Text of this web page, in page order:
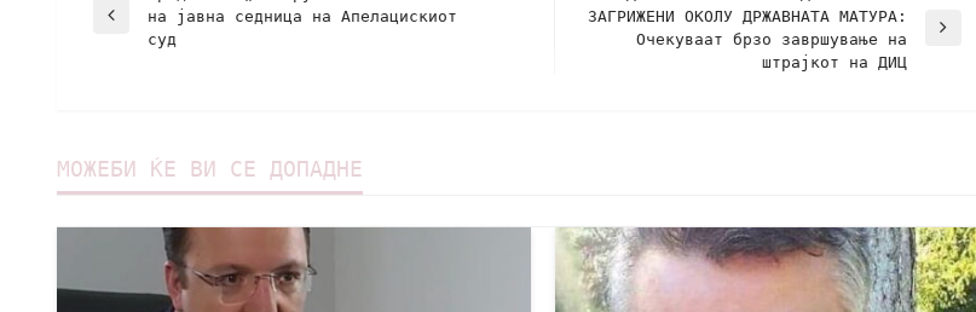
на јавна седница на Апелацискиот
суд
ЗАГРИЖЕНИ ОКОЛУ ДРЖАВНАТА МАТУРА:
Очекуваат брзо завршување на
штрајкот на ДИЦ
МОЖЕБИ ЌЕ ВИ СЕ ДОПАДНЕ